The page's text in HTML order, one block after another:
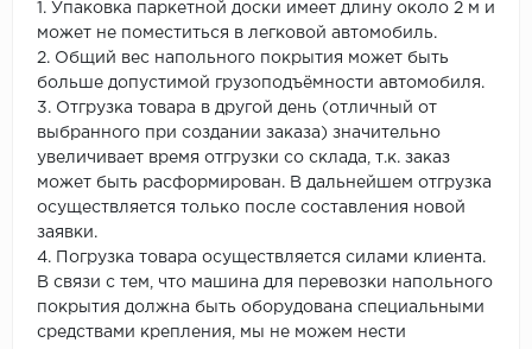
1. Упаковка паркетной доски имеет длину около 2 м и
может не поместиться в легковой автомобиль.
2. Общий вес напольного покрытия может быть
больше допустимой грузоподъёмности автомобиля.
3. Отгрузка товара в другой день (отличный от
выбранного при создании заказа) значительно
увеличивает время отгрузки со склада, т.к. заказ
может быть расформирован. В дальнейшем отгрузка
осуществляется только после составления новой
заявки.
4. Погрузка товара осуществляется силами клиента.
В связи с тем, что машина для перевозки напольного
покрытия должна быть оборудована специальными
средствами крепления, мы не можем нести